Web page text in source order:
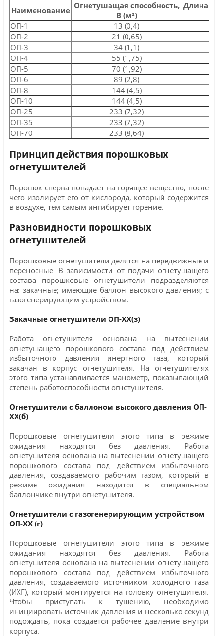
Наименование Огнетушащая способность,
В (м²)
Длина
ОП-1
13 (0,4)
ОП-2
21 (0,65)
ОП-3
34 (1,1)
ОП-4
55 (1,75)
ОП-5
70 (1,92)
ОП-6
89 (2,8)
ОП-8
144 (4,5)
ОП-10
144 (4,5)
ОП-25
233 (7,32)
ОП-35
233 (7,32)
ОП-70
233 (8,64)
Принцип действия порошковых
огнетушителей
Порошок сперва попадает на горящее вещество, после
чего изолирует его от кислорода, который содержится
в воздухе, тем самым ингибирует горение.
Разновидности порошковых
огнетушителей
Порошковые огнетушители делятся на передвижные и
переносные. В зависимости от подачи огнетушащего
состава порошковые огнетушители подразделяются
на: закачные; имеющие баллон высокого давления; с
газогенерирующим устройством.
Закачные огнетушители ОП-ХХ(з)
Работа огнетушителя основана на вытеснении
огнетушащего порошкового состава под действием
избыточного давления инертного газа, который
закачан в корпус огнетушителя. На огнетушителях
этого типа устанавливается манометр, показывающий
степень работоспособности огнетушителя.
Огнетушители с баллоном высокого давления ОП-
ХХ(б)
Порошковые огнетушители этого типа в режиме
ожидания находятся без давления. Работа
огнетушителя основана на вытеснении огнетушащего
порошкового состава под действием избыточного
давления, создаваемого рабочим газом, который в
режиме ожидания находится в специальном
баллончике внутри огнетушителя.
Огнетушители с газогенерирующим устройством
ОП-ХХ (г)
Порошковые огнетушители этого типа в режиме
ожидания находятся без давления. Работа
огнетушителя основана на вытеснении огнетушащего
порошкового состава под действием избыточного
давления, создаваемого источником холодного газа
(ИХГ), который монтируется на головку огнетушителя.
Чтобы приступать к тушению, необходимо
инициировать источник давления и несколько секунд
подождать, пока создаётся рабочее давление внутри
корпуса.